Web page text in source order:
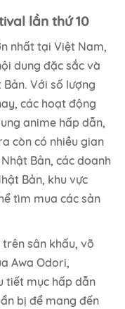
lần thứ 10
nhất tại Việt Nam,
dung đặc sắc và
Với số lượng
các hoạt động
anime hấp dẫn,
còn có nhiều gian
Bản, các doanh
Bản, khu vực
tìm mua các sản
sân khấu, võ
Awa Odori,
tiết mục hấp dẫn
bị để mang đến